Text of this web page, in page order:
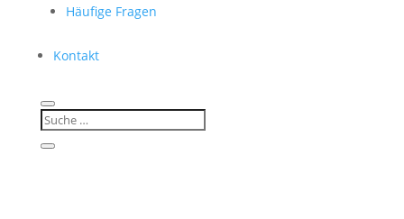
Häufige Fragen
Kontakt